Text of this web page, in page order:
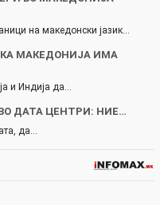
на македонски јазик…
МАКЕДОНИЈА ИМА
и Индија да…
ДАТА ЦЕНТРИ: НИЕ…
да…